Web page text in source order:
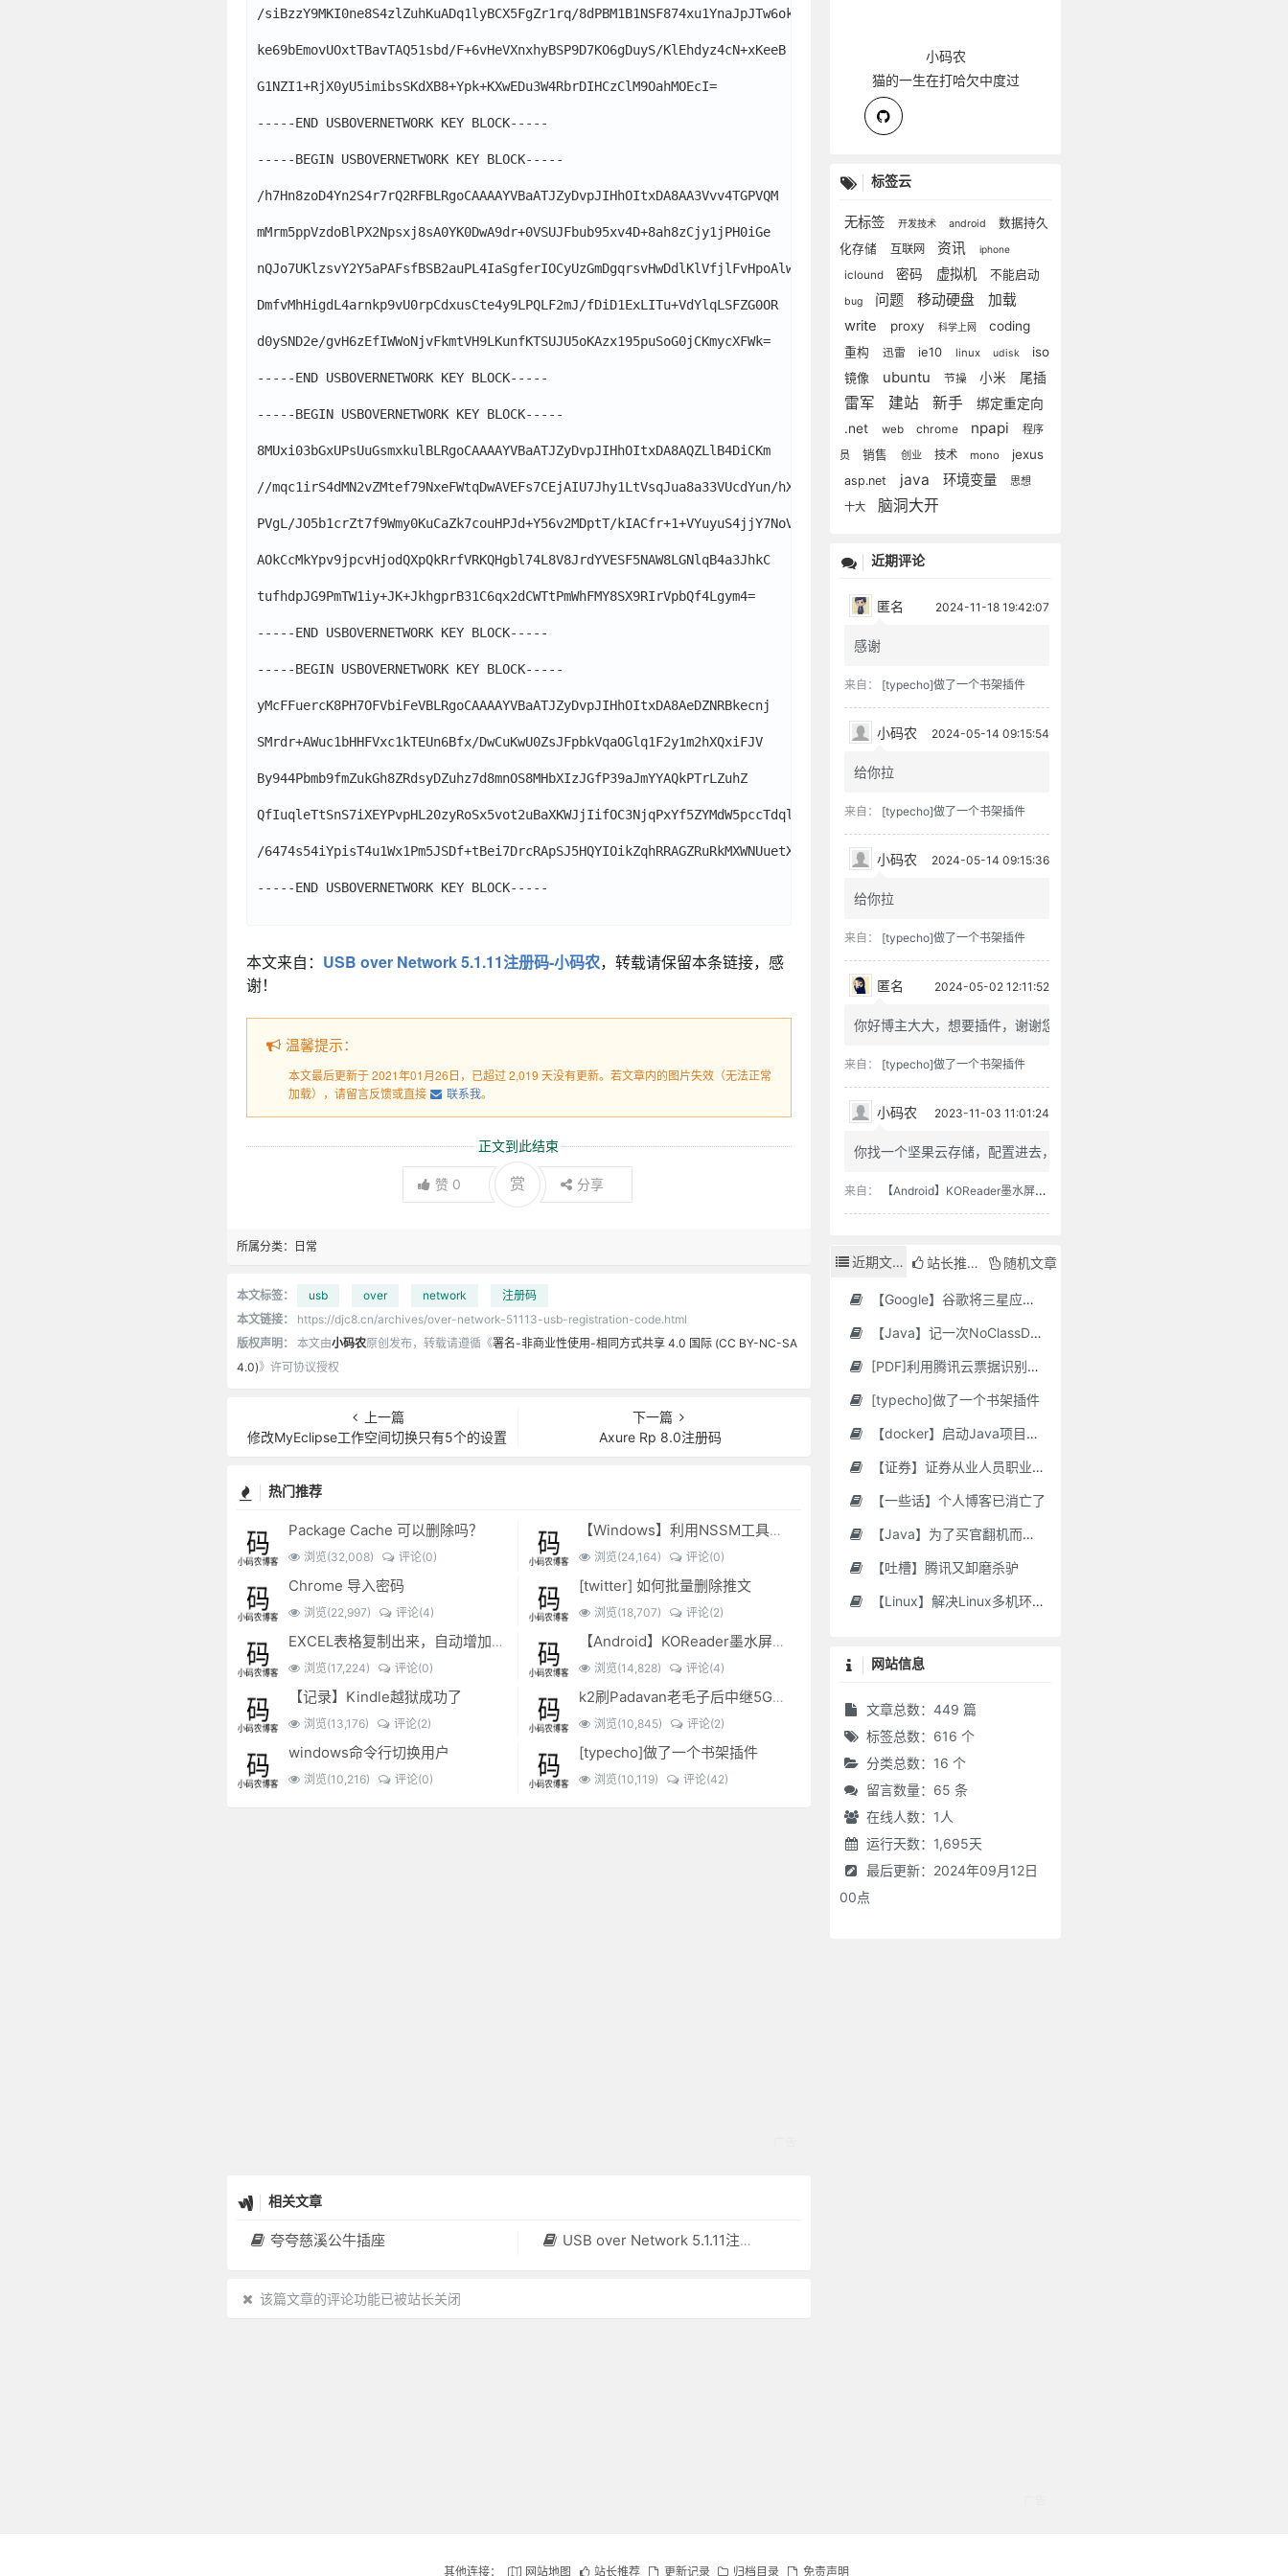
/siBzzY9MKI0ne8S4zlZuhKuADq1lyBCX5FgZr1rq/8dPBM1B1NSF874xu1YnaJpJTw6okq
ke69bEmovUOxtTBavTAQ51sbd/F+6vHeVXnxhyBSP9D7KO6gDuyS/KlEhdyz4cN+xKeeB
G1NZI1+RjX0yU5imibsSKdXB8+Ypk+KXwEDu3W4RbrDIHCzClM9OahMOEcI=
-----END USBOVERNETWORK KEY BLOCK-----
-----BEGIN USBOVERNETWORK KEY BLOCK-----
/h7Hn8zoD4Yn2S4r7rQ2RFBLRgoCAAAAYVBaATJZyDvpJIHhOItxDA8AA3Vvv4TGPVQM
mMrm5ppVzdoBlPX2Npsxj8sA0YK0DwA9dr+0VSUJFbub95xv4D+8ah8zCjy1jPH0iGe
nQJo7UKlzsvY2Y5aPAFsfBSB2auPL4IaSgferIOCyUzGmDgqrsvHwDdlKlVfjlFvHpoAlw
DmfvMhHigdL4arnkp9vU0rpCdxusCte4y9LPQLF2mJ/fDiD1ExLITu+VdYlqLSFZG0OR
d0ySND2e/gvH6zEfIWWoNjvFkmtVH9LKunfKTSUJU5oKAzx195puSoG0jCKmycXFWk=
-----END USBOVERNETWORK KEY BLOCK-----
-----BEGIN USBOVERNETWORK KEY BLOCK-----
8MUxi03bGxUPsUuGsmxkulBLRgoCAAAAYVBaATJZyDvpJIHhOItxDA8AQZLlB4DiCKm
//mqc1irS4dMN2vZMtef79NxeFWtqDwAVEFs7CEjAIU7Jhy1LtVsqJua8a33VUcdYun/hX
PVgL/JO5b1crZt7f9Wmy0KuCaZk7couHPJd+Y56v2MDptT/kIACfr+1+VYuyuS4jjY7NoVq
AOkCcMkYpv9jpcvHjodQXpQkRrfVRKQHgbl74L8V8JrdYVESF5NAW8LGNlqB4a3JhkC
tufhdpJG9PmTW1iy+JK+JkhgprB31C6qx2dCWTtPmWhFMY8SX9RIrVpbQf4Lgym4=
-----END USBOVERNETWORK KEY BLOCK-----
-----BEGIN USBOVERNETWORK KEY BLOCK-----
yMcFFuercK8PH7OFVbiFeVBLRgoCAAAAYVBaATJZyDvpJIHhOItxDA8AeDZNRBkecnj
SMrdr+AWuc1bHHFVxc1kTEUn6Bfx/DwCuKwU0ZsJFpbkVqaOGlq1F2y1m2hXQxiFJV
By944Pbmb9fmZukGh8ZRdsyDZuhz7d8mnOS8MHbXIzJGfP39aJmYYAQkPTrLZuhZ
QfIuqleTtSnS7iXEYPvpHL20zyRoSx5vot2uBaXKWJjIifOC3NjqPxYf5ZYMdW5pccTdqlF
/6474s54iYpisT4u1Wx1Pm5JSDf+tBei7DrcRApSJ5HQYIOikZqhRRAGZRuRkMXWNUuetX0=
-----END USBOVERNETWORK KEY BLOCK-----
本文来自： USB over Network 5.1.11注册码-小码农，转载请保留本条链接，感
谢！
温馨提示：
本文最后更新于 2021年01月26日，已超过 2,019 天没有更新。若文章内的图片失效（无法正常
加载），请留言反馈或直接
联系我。
正文到此结束
赞 0 赏 分享
所属分类： 日常
本文标签： usb over network
注册码
本文链接：
https://djc8.cn/archives/over-network-51113-usb-registration-code.html
版权声明：
本文由小码农原创发布，转载请遵循《署名-非商业性使用-相同方式共享 4.0 国际 (CC BY-NC-SA
4.0)》许可协议授权
上一篇
修改MyEclipse工作空间切换只有5个的设置
下一篇
Axure Rp 8.0注册码
热门推荐
Package Cache 可以删除吗？
浏览(32,008) 评论(0)
【Windows】利用NSSM工具让BAT脚本变成后台服务
浏览(24,164) 评论(0)
Chrome 导入密码
浏览(22,997) 评论(4)
[twitter] 如何批量删除推文
浏览(18,707) 评论(2)
EXCEL表格复制出来，自动增加双引号怎么解决？
浏览(17,224) 评论(0)
【Android】KOReader墨水屏用阅读器
浏览(14,828) 评论(4)
【记录】Kindle越狱成功了
浏览(13,176) 评论(2)
k2刷Padavan老毛子后中继5G搜索不到的问题解决
浏览(10,845) 评论(2)
windows命令行切换用户
浏览(10,216) 评论(0)
[typecho]做了一个书架插件
浏览(10,119) 评论(42)
相关文章
夸夸慈溪公牛插座 USB over Network 5.1.11注册码
该篇文章的评论功能已被站长关闭
小码农
猫的一生在打哈欠中度过
标签云
无标签 开发技术 android
数据持久
化存储
互联网 资讯 iphone
iclound 密码 虚拟机 不能启动
bug 问题 移动硬盘
加载
write
proxy 科学上网 coding
重构 迅雷 ie10 linux udisk
iso
镜像
ubuntu 节操 小米 尾插
雷军 建站 新手
绑定重定向
.net
web chrome npapi
程序
员
销售 创业 技术 mono jexus
asp.net java 环境变量
思想
十大
脑洞大开
近期评论
匿名 2024-11-18 19:42:07
感谢
来自： [typecho]做了一个书架插件
小码农 2024-05-14 09:15:54
给你拉
来自： [typecho]做了一个书架插件
小码农 2024-05-14 09:15:36
给你拉
来自： [typecho]做了一个书架插件
匿名 2024-05-02 12:11:52
你好博主大大，想要插件，谢谢您
来自： [typecho]做了一个书架插件
小码农 2023-11-03 11:01:24
你找一个坚果云存储，配置进去，...
来自： 【Android】KOReader墨水屏用阅读器
近期文章 站长推荐 随机文章
【Google】谷歌将三星应用程序标记为“有害”，并要求用户删除它们
【Java】记一次NoClassDefFoundError错误修复
[PDF]利用腾讯云票据识别接口自动修改PDF文件名
[typecho]做了一个书架插件
【docker】启动Java项目报GC Thread
【证券】证券从业人员职业道德要求及常见违规行为
【一些话】个人博客已消亡了
【Java】为了买官翻机而写的代码-DJI Stock Checker
【吐槽】腾讯又卸磨杀驴
【Linux】解决Linux多机环境UID/GID不一致导致的备份权限问题
网站信息
文章总数：449 篇
标签总数：616 个
分类总数：16 个
留言数量：65 条
在线人数： 1 人
运行天数：1,695天
最后更新：2024年09月12日
00点
其他连接： 网站地图 站长推荐 更新记录 归档目录 免责声明